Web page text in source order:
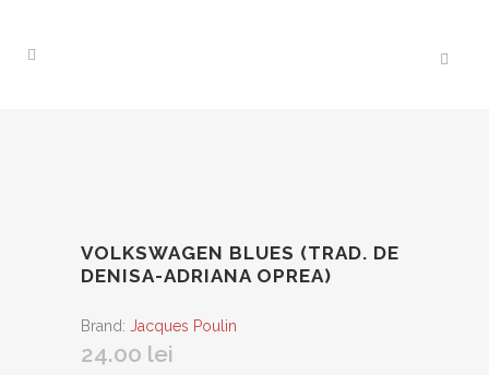
VOLKSWAGEN BLUES (TRAD. DE
DENISA-ADRIANA OPREA)
Brand: Jacques Poulin
24.00 lei